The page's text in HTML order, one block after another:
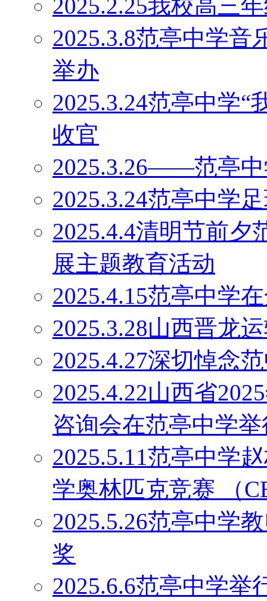
2025.2.25我校高三
2025.3.8范亭中学音
举办
2025.3.24范亭中学“
收官
2025.3.26——范亭中
2025.3.24范亭中学
2025.4.4清明节前夕
展主题教育活动
2025.4.15范亭中学
2025.3.28山西晋龙
2025.4.27深切悼念
2025.4.22山西省
咨询会在范亭中学举
2025.5.11范亭中学
学奥林匹克竞赛 （
2025.5.26范亭中学
奖
2025.6.6范亭中学举